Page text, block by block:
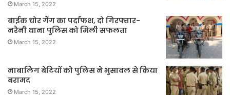
March 15, 2022
बाईक चोर गैंग का पर्दाफश, दो गिरफ्तार-
नरैनी थाना पुलिस को मिली सफलता
March 15, 2022
नाबालिग बेटियों को पुलिस ने भुसावल से किया
बरामद
March 15, 2022